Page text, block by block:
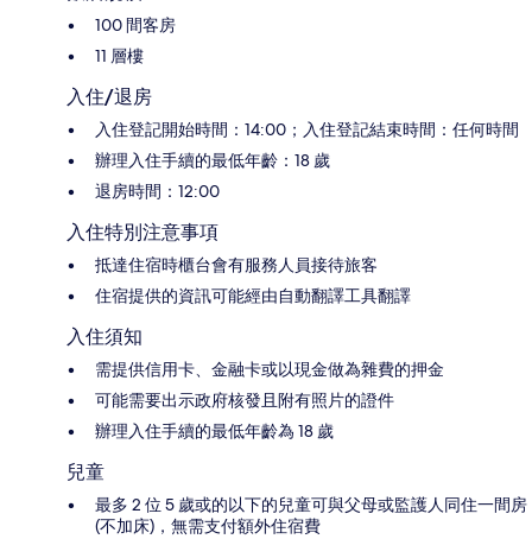
100 間客房
11 層樓
入住/退房
入住登記開始時間：14:00；入住登記結束時間：任何時間
辦理入住手續的最低年齡：18 歲
退房時間：12:00
入住特別注意事項
抵達住宿時櫃台會有服務人員接待旅客
住宿提供的資訊可能經由自動翻譯工具翻譯
入住須知
需提供信用卡、金融卡或以現金做為雜費的押金
可能需要出示政府核發且附有照片的證件
辦理入住手續的最低年齡為 18 歲
兒童
最多 2 位 5 歲或的以下的兒童可與父母或監護人同住一間房
(不加床)，無需支付額外住宿費